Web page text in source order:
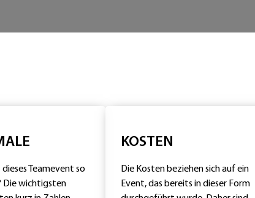
Teamevent so
Die wichtigsten
KOSTEN
Die Kosten beziehen sich auf ein
Event, das bereits in dieser Form